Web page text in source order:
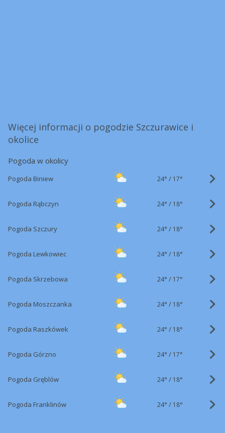
Więcej informacji o pogodzie Szczurawice i
okolice
Pogoda w okolicy
Pogoda Biniew 24° / 17°
Pogoda Rąbczyn 24° / 18°
Pogoda Szczury 24° / 18°
Pogoda Lewkowiec 24° / 18°
Pogoda Skrzebowa 24° / 17°
Pogoda Moszczanka 24° / 18°
Pogoda Raszkówek 24° / 18°
Pogoda Górzno 24° / 17°
Pogoda Gręblów 24° / 18°
Pogoda Franklinów 24° / 18°